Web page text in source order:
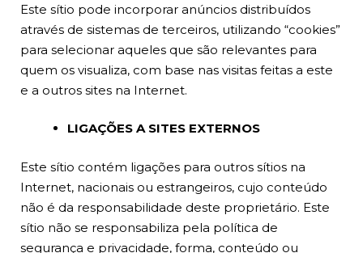
Este sítio pode incorporar anúncios distribuídos
através de sistemas de terceiros, utilizando “cookies”
para selecionar aqueles que são relevantes para
quem os visualiza, com base nas visitas feitas a este
e a outros sites na Internet.
LIGAÇÕES A SITES EXTERNOS
Este sítio contém ligações para outros sítios na
Internet, nacionais ou estrangeiros, cujo conteúdo
não é da responsabilidade deste proprietário. Este
sítio não se responsabiliza pela política de
segurança e privacidade, forma, conteúdo ou